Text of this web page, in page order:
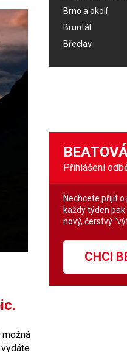
Brno a okolí
Bruntál
Břeclav
Přihlášení
Nechcete přijít
každý týden
nový, čerstvý
CHCI